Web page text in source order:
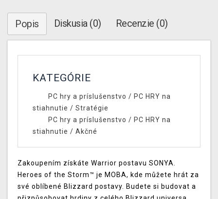
Popis Diskusia (0) Recenzie (0)
KATEGÓRIE
PC hry a príslušenstvo / PC HRY na
stiahnutie / Stratégie
PC hry a príslušenstvo / PC HRY na
stiahnutie / Akčné
Zakoupením získáte Warrior postavu SONYA.
Heroes of the Storm™ je MOBA, kde můžete hrát za
své oblíbené Blizzard postavy. Budete si budovat a